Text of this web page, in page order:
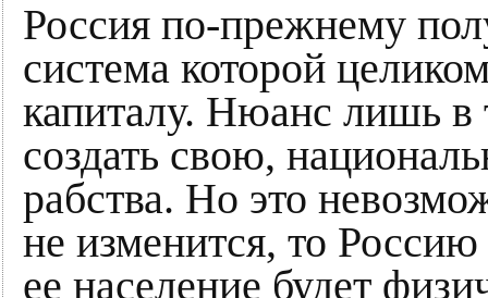
Россия по-прежнему
система которой
капиталу. Нюанс лишь в
создать свою,
рабства. Но это
не изменится, то
ее население будет